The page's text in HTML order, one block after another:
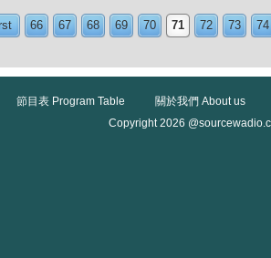
66 67 68 69 70 71 72 73 74
節目表 Program Table
關於我們 About us
Copyright 2026